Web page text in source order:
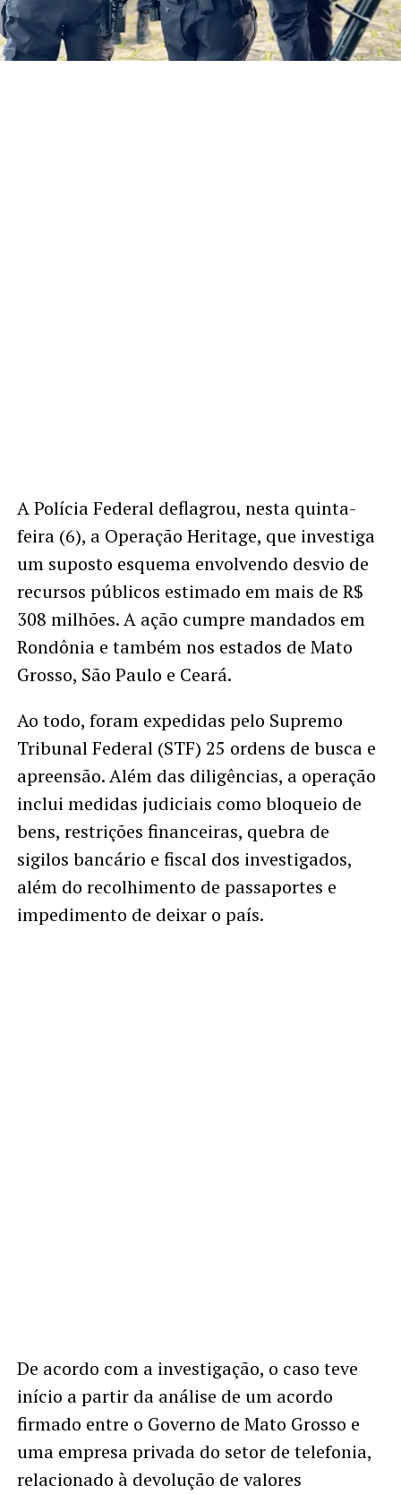
A Polícia Federal deflagrou, nesta quinta-
feira (6), a Operação Heritage, que investiga
um suposto esquema envolvendo desvio de
recursos públicos estimado em mais de R$
308 milhões. A ação cumpre mandados em
Rondônia e também nos estados de Mato
Grosso, São Paulo e Ceará.
Ao todo, foram expedidas pelo Supremo
Tribunal Federal (STF) 25 ordens de busca e
apreensão. Além das diligências, a operação
inclui medidas judiciais como bloqueio de
bens, restrições financeiras, quebra de
sigilos bancário e fiscal dos investigados,
além do recolhimento de passaportes e
impedimento de deixar o país.
De acordo com a investigação, o caso teve
início a partir da análise de um acordo
firmado entre o Governo de Mato Grosso e
uma empresa privada do setor de telefonia,
relacionado à devolução de valores